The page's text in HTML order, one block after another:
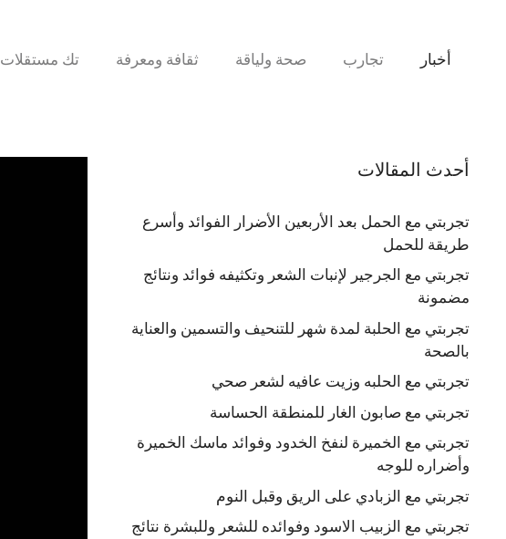
أخبار تجارب صحة ولياقة ثقافة ومعرفة تك مستقلات
أحدث المقالات
تجربتي مع الحمل بعد الأربعين الأضرار الفوائد وأسرع
طريقة للحمل
تجربتي مع الجرجير لإنبات الشعر وتكثيفه فوائد ونتائج
مضمونة
تجربتي مع الحلبة لمدة شهر للتنحيف والتسمين والعناية
بالصحة
تجربتي مع الحلبه وزيت عافيه لشعر صحي
تجربتي مع صابون الغار للمنطقة الحساسة
تجربتي مع الخميرة لنفخ الخدود وفوائد ماسك الخميرة
وأضراره للوجه
تجربتي مع الزبادي على الريق وقبل النوم
تجربتي مع الزبيب الاسود وفوائده للشعر وللبشرة نتائج